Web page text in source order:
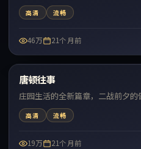
高清 流畅
46万 21个月前
最新
唐顿往事
庄园生活的全新篇章，二战前夕的
高清 流畅
19万 21个月前